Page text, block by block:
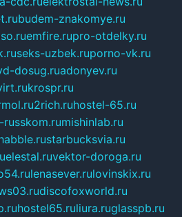
budem-znakomye.ru
emfire.rupro-otdelky.ru
seks-uzbek.ruporno-vk.ru
dosug.ruadonyev.ru
krospr.ru
2rich.ruhostel-65.ru
mishinlab.ru
starbucksvia.ru
elestal.ruvektor-doroga.ru
lenasever.rulovinskix.ru
discofoxworld.ru
hostel65.ruliura.ruglasspb.ru